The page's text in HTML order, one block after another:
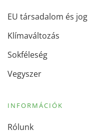
EU társadalom és jog
Klímaváltozás
Sokféleség
Vegyszer
INFORMÁCIÓK
Rólunk